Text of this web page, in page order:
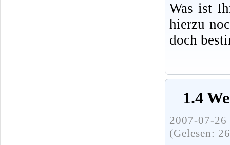
Was ist
hierzu
doch
1.4
2007-07-
(Gelesen: